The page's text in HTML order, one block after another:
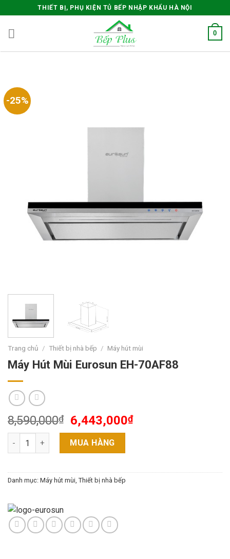
to
content
THIẾT BỊ, PHỤ KIỆN TỦ BẾP NHẬP KHẨU HÀ NỘI
0
-25%
Trang chủ / Thiết bị nhà bếp / Máy hút mùi
Máy Hút Mùi Eurosun EH-70AF88
8,590,000₫ 6,443,000₫
Máy Hút Mùi Eurosun EH-70AF88 số lượng
MUA HÀNG
Danh mục: Máy hút mùi, Thiết bị nhà bếp